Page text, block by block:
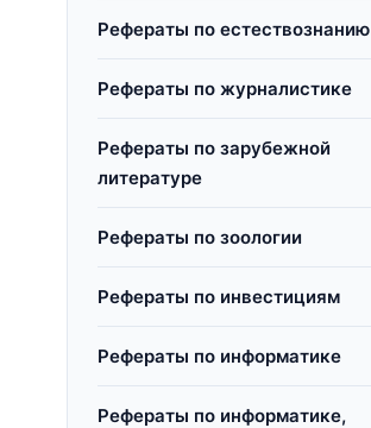
Рефераты по естествознанию
Рефераты по журналистике
Рефераты по зарубежной
литературе
Рефераты по зоологии
Рефераты по инвестициям
Рефераты по информатике
Рефераты по информатике,